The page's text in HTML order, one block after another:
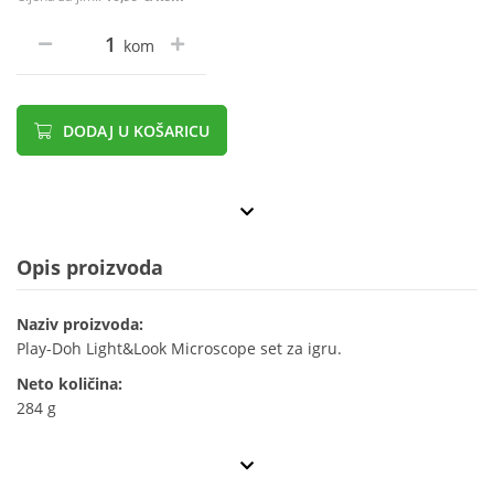
kom
DODAJ U KOŠARICU
Opis proizvoda
Naziv proizvoda:
Play-Doh Light&Look Microscope set za igru.
Neto količina:
284 g